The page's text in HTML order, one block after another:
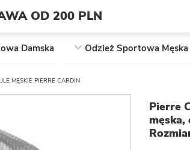
OD 200 PLN
Damska Odzież Sportowa Męska
MĘSKIE PIERRE CARDIN
Pierre
męska,